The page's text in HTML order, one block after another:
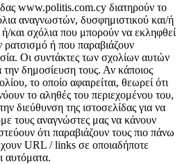
www.politis.com.cy διατηρούν το
αναγνωστών, δυσφημιστικού και/ή
ή/και σχόλια που μπορούν να εκληφθεί
ρατσισμό ή που παραβιάζουν
Οι συντάκτες των σχολίων αυτών
την δημοσίευση τους. Αν κάποιος
το οποίο αφαιρείται, θεωρεί ότι
το αληθές του περιεχομένου του,
διεύθυνση της ιστοσελίδας για να
τους αναγνώστες μας να κάνουν
ότι παραβιάζουν τους πιο πάνω
URL / links σε οποιαδήποτε
αυτόματα.